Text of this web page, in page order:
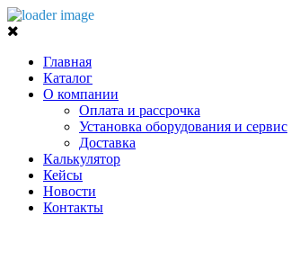
Главная
Каталог
О компании
Оплата и рассрочка
Установка оборудования и сервис
Доставка
Калькулятор
Кейсы
Новости
Контакты